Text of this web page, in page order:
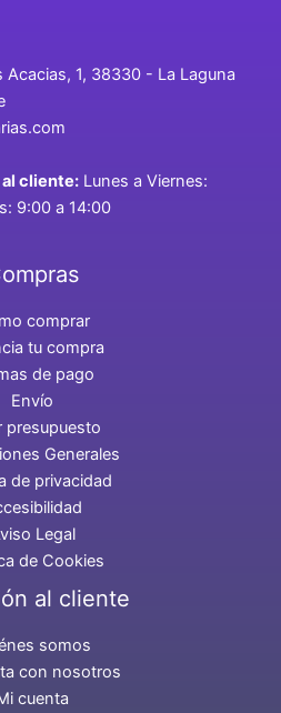
Acacias, 1, 38330 - La Laguna
cliente: Lunes a Viernes:
9:00 a 14:00
comprar
tu compra
de pago
Envío
presupuesto
Generales
de privacidad
Legal
de Cookies
al cliente
somos
con nosotros
cuenta